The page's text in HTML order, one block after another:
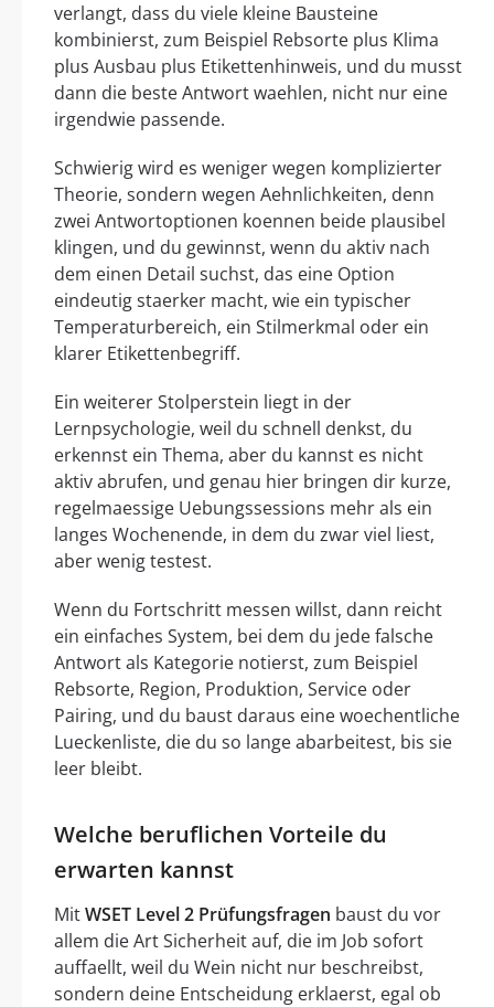
verlangt, dass du viele kleine Bausteine
kombinierst, zum Beispiel Rebsorte plus Klima
plus Ausbau plus Etikettenhinweis, und du musst
dann die beste Antwort waehlen, nicht nur eine
irgendwie passende.
Schwierig wird es weniger wegen komplizierter
Theorie, sondern wegen Aehnlichkeiten, denn
zwei Antwortoptionen koennen beide plausibel
klingen, und du gewinnst, wenn du aktiv nach
dem einen Detail suchst, das eine Option
eindeutig staerker macht, wie ein typischer
Temperaturbereich, ein Stilmerkmal oder ein
klarer Etikettenbegriff.
Ein weiterer Stolperstein liegt in der
Lernpsychologie, weil du schnell denkst, du
erkennst ein Thema, aber du kannst es nicht
aktiv abrufen, und genau hier bringen dir kurze,
regelmaessige Uebungssessions mehr als ein
langes Wochenende, in dem du zwar viel liest,
aber wenig testest.
Wenn du Fortschritt messen willst, dann reicht
ein einfaches System, bei dem du jede falsche
Antwort als Kategorie notierst, zum Beispiel
Rebsorte, Region, Produktion, Service oder
Pairing, und du baust daraus eine woechentliche
Lueckenliste, die du so lange abarbeitest, bis sie
leer bleibt.
Welche beruflichen Vorteile du
erwarten kannst
MitWSET Level 2 Prüfungsfragen baust du vor
allem die Art Sicherheit auf, die im Job sofort
auffaellt, weil du Wein nicht nur beschreibst,
sondern deine Entscheidung erklaerst, egal ob